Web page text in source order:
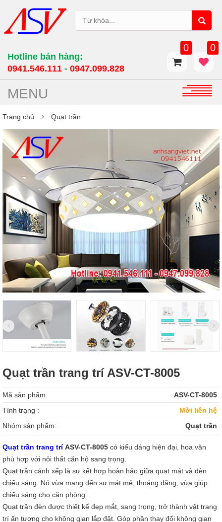
Hotline bán hàng:
0941.546.111 -0947.099.828​
0 0
MENU
Trang chủ Quạt trần
Quạt trần trang trí ASV-CT-8005
Mã sản phẩm:
ASV-CT-8005
Tình trạng :
Mời liên hệ
Nhóm sản phẩm:
Quạt trần
Quạt trần trang tríASV-CT-8005 có kiểu dáng hiện đại, hoa văn
phù hợp với nội thất căn hộ sang trọng.
Quạt trần cánh xếp là sự kết hợp hoàn hảo giữa quạt mát và đèn
chiếu sáng. Nó vừa mang đến sự mát mẻ, thoáng đãng, vừa giúp
chiếu sáng cho căn phòng.
Quạt trần đèn được thiết kế đẹp mắt, sang trọng, trở thành vật trang
trí ấn tượng cho không gian lắp đặt. Góp phần thay đổi không gian